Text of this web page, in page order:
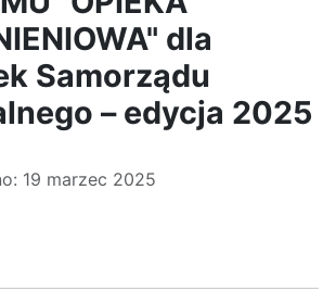
dla
Samorządu
– edycja 2025
19 marzec 2025